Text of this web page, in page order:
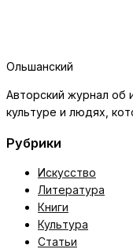
Ольшанский
Авторский журнал об
культуре и людях,
Рубрики
Искусство
Литература
Книги
Культура
Статьи